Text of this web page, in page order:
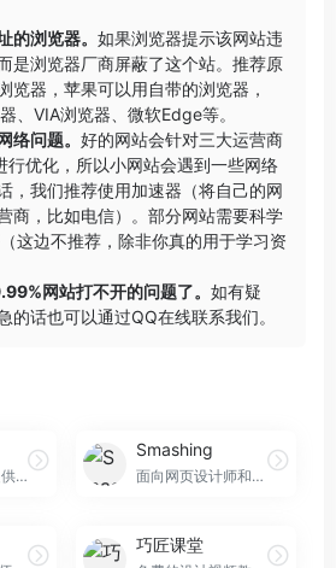
的浏览器。 如果浏览器提示该网站违
是浏览器厂商屏蔽了这个站。推荐原
览器，苹果可以用自带的浏览器，
VIA浏览器 微软Edge等。
络问题。 好的网站会针对三大运营商
行优化，所以小网站会遇到一些网络
，我们推荐使用加速器（将自己的网
商，比如电信）。部分网站需要科学
这边不推荐，除非你真的用于学习资
网站打不开的问题了。 如有疑
的话也可以通过QQ在线联系我们。
免费视频教程,提供全方位软件学习
Smashing
面向网页设计师和开发者,致力于为设计界提供高质量的内容。
巧匠课堂